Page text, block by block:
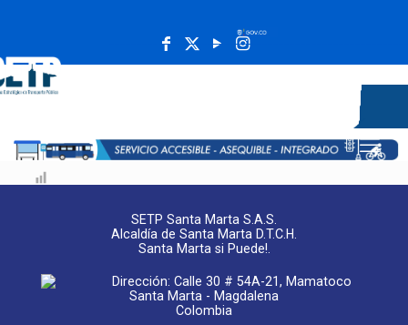
SETP Santa Marta S.A.S.
Alcaldía de Santa Marta D.T.C.H.
Santa Marta si Puede!.
Dirección: Calle 30 # 54A-21, Mamatoco
Santa Marta - Magdalena
Colombia